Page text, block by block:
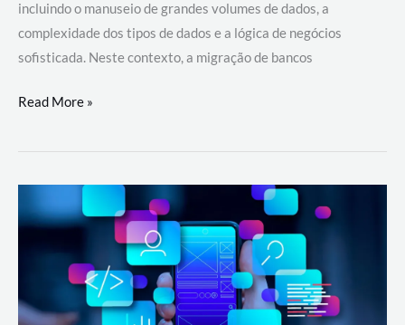
incluindo o manuseio de grandes volumes de dados, a
complexidade dos tipos de dados e a lógica de negócios
sofisticada. Neste contexto, a migração de bancos
Por
migrar
de
a
AWS?
Read More »